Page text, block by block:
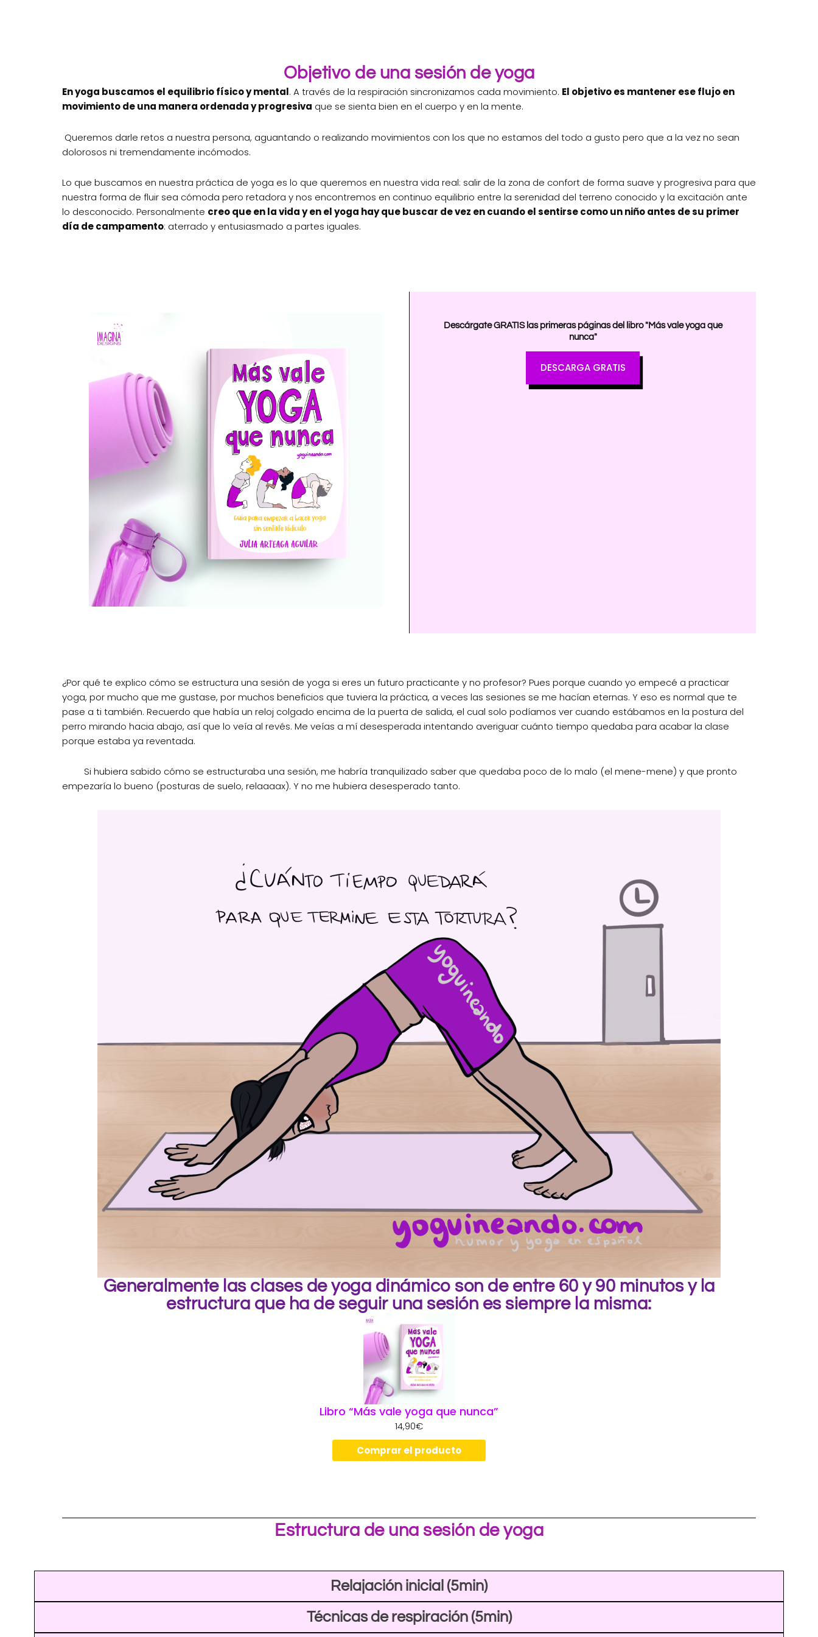
Objetivo de una sesión de yoga
En yoga buscamos el equilibrio físico y mental. A través de la respiración sincronizamos cada movimiento. El objetivo es mantener ese flujo en
movimiento de una manera ordenada y progresiva que se sienta bien en el cuerpo y en la mente.
Queremos darle retos a nuestra persona, aguantando o realizando movimientos con los que no estamos del todo a gusto pero que a la vez no sean
dolorosos ni tremendamente incómodos.
Lo que buscamos en nuestra práctica de yoga es lo que queremos en nuestra vida real: salir de la zona de confort de forma suave y progresiva para que
nuestra forma de fluir sea cómoda pero retadora y nos encontremos en continuo equilibrio entre la serenidad del terreno conocido y la excitación ante
lo desconocido. Personalmente creo que en la vida y en el yoga hay que buscar de vez en cuando el sentirse como un niño antes de su primer
día de campamento: aterrado y entusiasmado a partes iguales.
Descárgate GRATIS las primeras páginas del libro "Más vale yoga que
nunca"
DESCARGA GRATIS
¿Por qué te explico cómo se estructura una sesión de yoga si eres un futuro practicante y no profesor? Pues porque cuando yo empecé a practicar
yoga, por mucho que me gustase, por muchos beneficios que tuviera la práctica, a veces las sesiones se me hacían eternas. Y eso es normal que te
pase a ti también. Recuerdo que había un reloj colgado encima de la puerta de salida, el cual solo podíamos ver cuando estábamos en la postura del
perro mirando hacia abajo, así que lo veía al revés. Me veías a mí desesperada intentando averiguar cuánto tiempo quedaba para acabar la clase
porque estaba ya reventada.
Si hubiera sabido cómo se estructuraba una sesión, me habría tranquilizado saber que quedaba poco de lo malo (el mene-mene) y que pronto
empezaría lo bueno (posturas de suelo, relaaaax). Y no me hubiera desesperado tanto.
Generalmente las clases de yoga dinámico son de entre 60 y 90 minutos y la
estructura que ha de seguir una sesión es siempre la misma:
Libro “Más vale yoga que nunca”
14,90€
Comprar el producto
Estructura de una sesión de yoga
Relajación inicial (5min)
Técnicas de respiración (5min)